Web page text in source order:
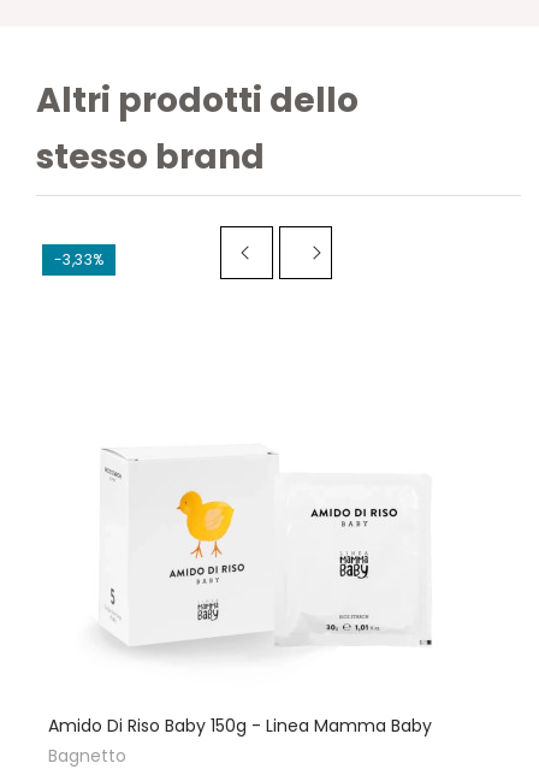
Altri prodotti dello
stesso brand
-3,33%
Amido Di Riso Baby 150g - Linea Mamma Baby
Bagnetto